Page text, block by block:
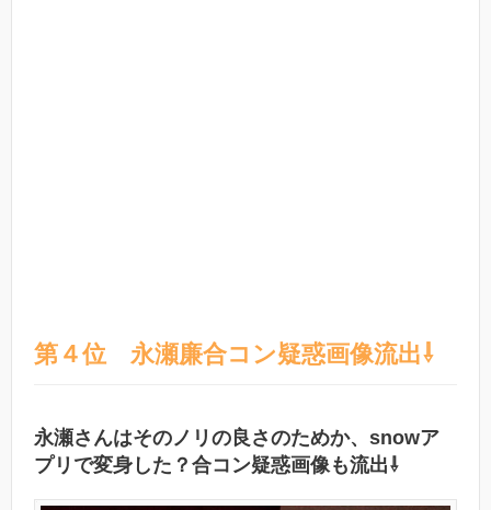
第４位 永瀬廉合コン疑惑画像流出⇩
永瀬さんはそのノリの良さのためか、snowア
プリで変身した？合コン疑惑画像も流出⇩